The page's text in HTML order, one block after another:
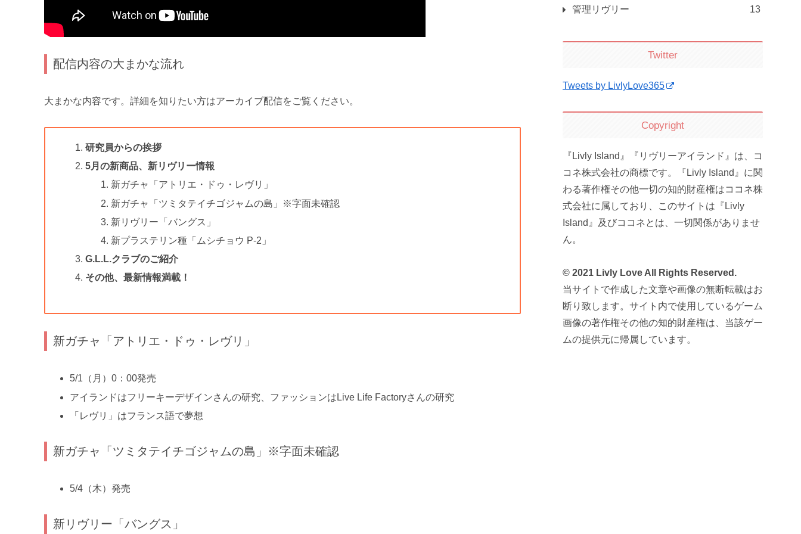
配信内容の大まかな流れ
大まかな内容です。詳細を知りたい方はアーカイブ配信をご覧ください。
研究員からの挨拶
5月の新商品、新リヴリー情報
新ガチャ「アトリエ・ドゥ・レヴリ」
新ガチャ「ツミタテイチゴジャムの島」※字面未確認
新リヴリー「バングス」
新プラステリン種「ムシチョウ P-2」
G.L.L.クラブのご紹介
その他、最新情報満載！
新ガチャ「アトリエ・ドゥ・レヴリ」
5/1（月）0：00発売
アイランドはフリーキーデザインさんの研究、ファッションはLive Life Factoryさんの研究
「レヴリ」はフランス語で夢想
新ガチャ「ツミタテイチゴジャムの島」※字面未確認
5/4（木）発売
新リヴリー「バングス」
管理リヴリー 13
Twitter
Tweets by LivlyLove365
Copyright
『Livly Island』『リヴリーアイランド』は、コ
コネ株式会社の商標です。『Livly Island』に関
わる著作権その他一切の知的財産権はココネ株
式会社に属しており、このサイトは『Livly
Island』及びココネとは、一切関係がありませ
ん。
© 2021 Livly Love All Rights Reserved.
当サイトで作成した文章や画像の無断転載はお
断り致します。サイト内で使用しているゲーム
画像の著作権その他の知的財産権は、当該ゲー
ムの提供元に帰属しています。